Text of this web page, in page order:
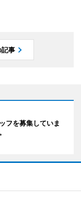
事
フを募集していま